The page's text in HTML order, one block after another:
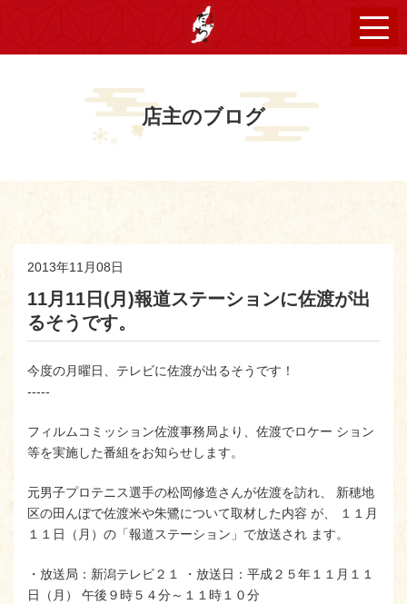
店主のブログ
2013年11月08日
11月11日(月)報道ステーションに佐渡が出
るそうです。
今度の月曜日、テレビに佐渡が出るそうです！
-----
フィルムコミッション佐渡事務局より、佐渡でロケー ション
等を実施した番組をお知らせします。
元男子プロテニス選手の松岡修造さんが佐渡を訪れ、 新穂地
区の田んぼで佐渡米や朱鷺について取材した内容 が、 １１月
１１日（月）の「報道ステーション」で放送され ます。
・放送局：新潟テレビ２１ ・放送日：平成２５年１１月１１
日（月） 午後９時５４分～１１時１０分